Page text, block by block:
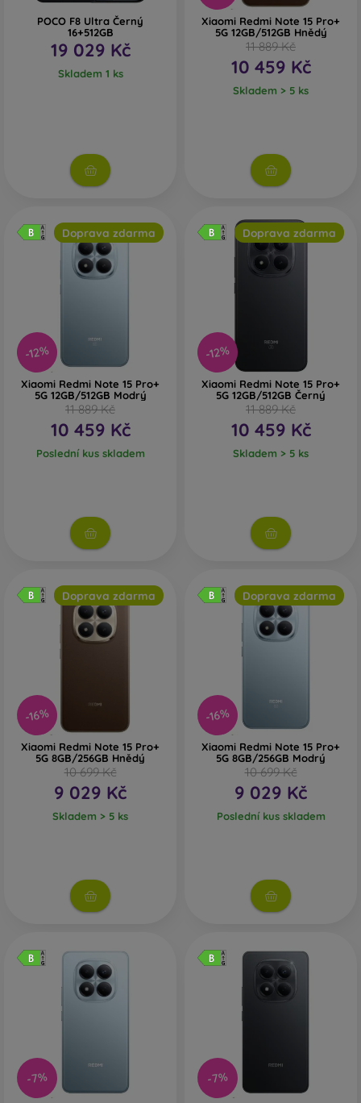
POCO F8 Ultra Černý
16+512GB
19 029 Kč
Skladem 1 ks
Xiaomi Redmi Note 15 Pro+
5G 12GB/512GB Hnědý
11 889 Kč
10 459 Kč
Skladem > 5 ks
-12%
Doprava zdarma
Xiaomi Redmi Note 15 Pro+
5G 12GB/512GB Modrý
11 889 Kč
10 459 Kč
Poslední kus skladem
-12%
Doprava zdarma
Xiaomi Redmi Note 15 Pro+
5G 12GB/512GB Černý
11 889 Kč
10 459 Kč
Skladem > 5 ks
-16%
Doprava zdarma
Xiaomi Redmi Note 15 Pro+
5G 8GB/256GB Hnědý
10 699 Kč
9 029 Kč
Skladem > 5 ks
-16%
Doprava zdarma
Xiaomi Redmi Note 15 Pro+
5G 8GB/256GB Modrý
10 699 Kč
9 029 Kč
Poslední kus skladem
-7% -7%